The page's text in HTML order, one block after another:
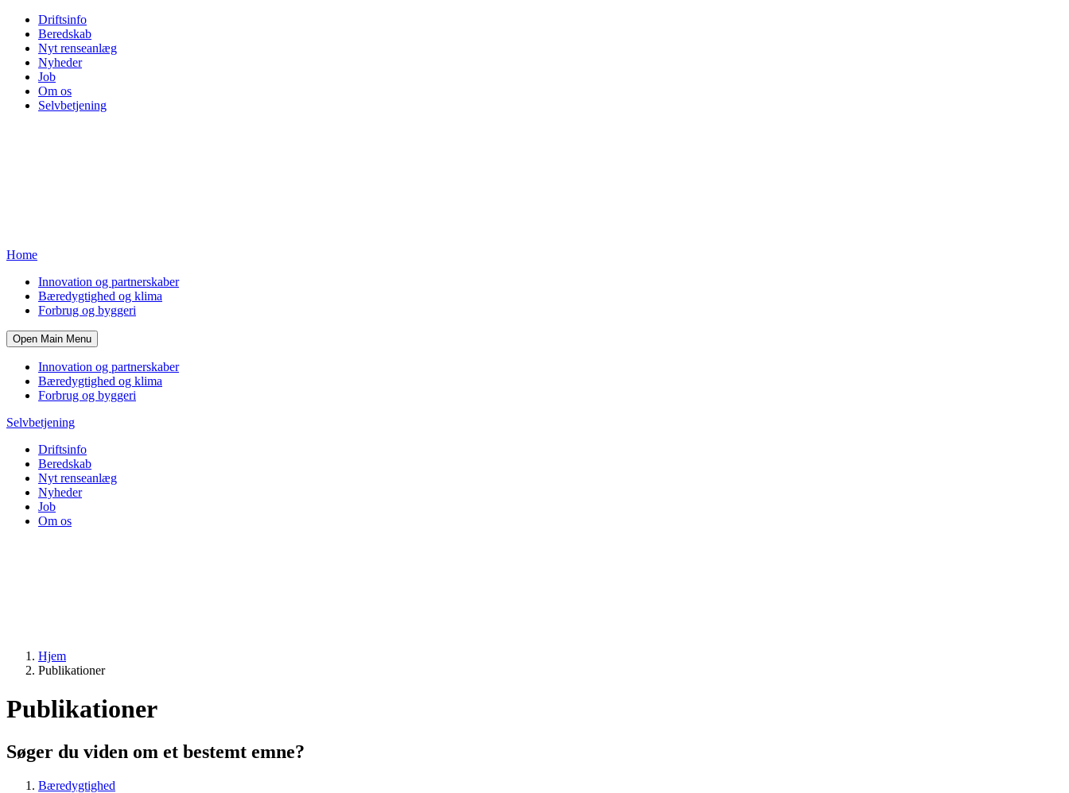
Driftsinfo
Beredskab
Nyt renseanlæg
Nyheder
Job
Om os
Selvbetjening
Home
Innovation og partnerskaber
Bæredygtighed og klima
Forbrug og byggeri
Open Main Menu
Innovation og partnerskaber
Bæredygtighed og klima
Forbrug og byggeri
Selvbetjening
Driftsinfo
Beredskab
Nyt renseanlæg
Nyheder
Job
Om os
Hjem
Publikationer
Publikationer
Søger du viden om et bestemt emne?
Bæredygtighed